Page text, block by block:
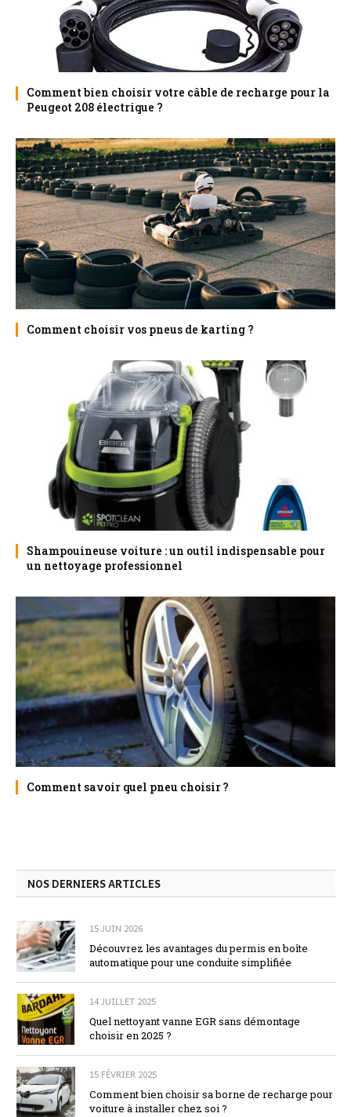
Comment bien choisir votre câble de recharge pour la
Peugeot 208 électrique ?
Comment choisir vos pneus de karting ?
Shampouineuse voiture : un outil indispensable pour
un nettoyage professionnel
Comment savoir quel pneu choisir ?
NOS DERNIERS ARTICLES
15 JUIN 2026
Découvrez les avantages du permis en boîte
automatique pour une conduite simplifiée
14 JUILLET 2025
Quel nettoyant vanne EGR sans démontage
choisir en 2025 ?
15 FÉVRIER 2025
Comment bien choisir sa borne de recharge pour
voiture à installer chez soi ?